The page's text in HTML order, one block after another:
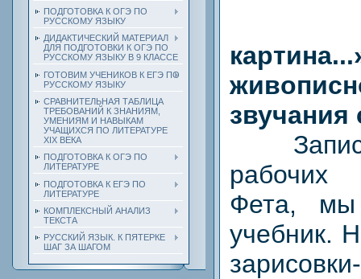
ПОДГОТОВКА К ОГЭ ПО
РУССКОМУ ЯЗЫКУ
ДИДАКТИЧЕСКИЙ МАТЕРИАЛ
ДЛЯ ПОДГОТОВКИ К ОГЭ ПО
РУССКОМУ ЯЗЫКУ В 9 КЛАССЕ
ГОТОВИМ УЧЕНИКОВ К ЕГЭ ПО
РУССКОМУ ЯЗЫКУ
СРАВНИТЕЛЬНАЯ ТАБЛИЦА
ТРЕБОВАНИЙ К ЗНАНИЯМ,
УМЕНИЯМ И НАВЫКАМ
УЧАЩИХСЯ ПО ЛИТЕРАТУРЕ
ХIХ ВЕКА
ПОДГОТОВКА К ОГЭ ПО
ЛИТЕРАТУРЕ
ПОДГОТОВКА К ЕГЭ ПО
ЛИТЕРАТУРЕ
КОМПЛЕКСНЫЙ АНАЛИЗ
ТЕКСТА
РУССКИЙ ЯЗЫК. К ПЯТЕРКЕ
ШАГ ЗА ШАГОМ
звучания
рабочих
Фета, мы
учебник.